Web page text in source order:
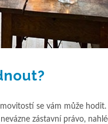
se vám může hodit.
zástavní právo,